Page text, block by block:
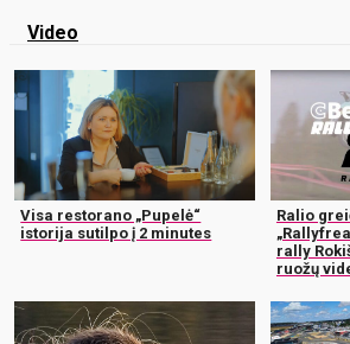
Video
Visa restorano „Pupelė“
istorija sutilpo į 2 minutes
Ralio
rally
ruožų